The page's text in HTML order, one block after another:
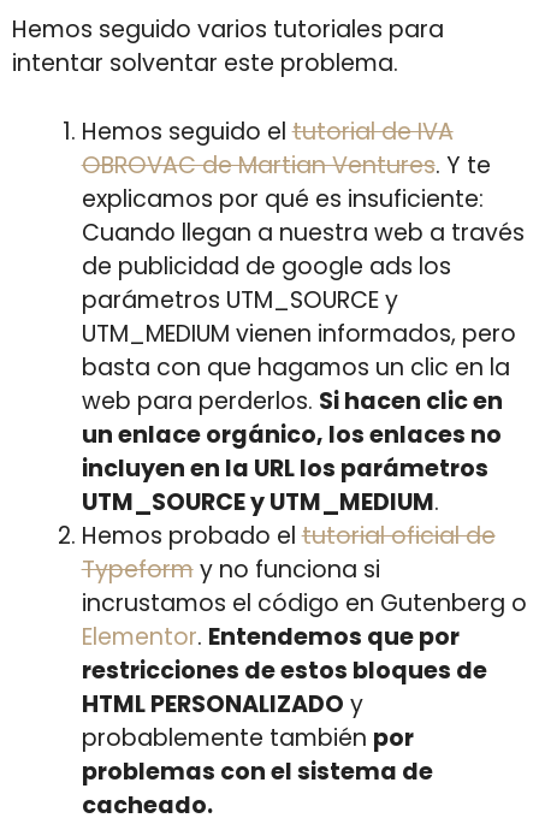
Hemos seguido varios tutoriales para
intentar solventar este problema.
Hemos seguido eltutorial de IVA
OBROVAC de Martian Ventures. Y te
explicamos por qué es insuficiente:
Cuando llegan a nuestra web a través
de publicidad de google ads los
parámetros UTM_SOURCE y
UTM_MEDIUM vienen informados, pero
basta con que hagamos un clic en la
web para perderlos. Si hacen clic en
un enlace orgánico, los enlaces no
incluyen en la URL los parámetros
UTM_SOURCE y UTM_MEDIUM.
Hemos probado eltutorial oficial de
Typeformy no funciona si
incrustamos el código en Gutenberg o
Elementor. Entendemos que por
restricciones de estos bloques de
HTML PERSONALIZADO y
probablemente también por
problemas con el sistema de
cacheado.